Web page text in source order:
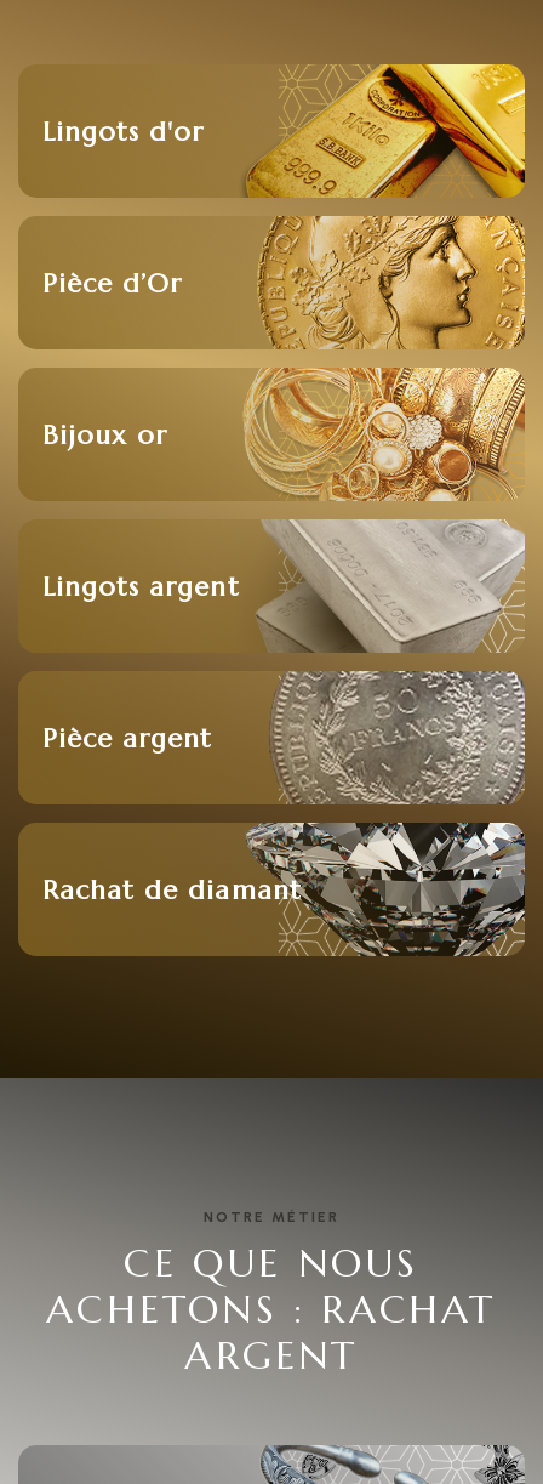
Lingots d'or
Pièce d’Or
Bijoux or
Lingots argent
Pièce argent
Rachat de diamant
NOTRE MÉTIER
CE QUE NOUS
ACHETONS : RACHAT
ARGENT